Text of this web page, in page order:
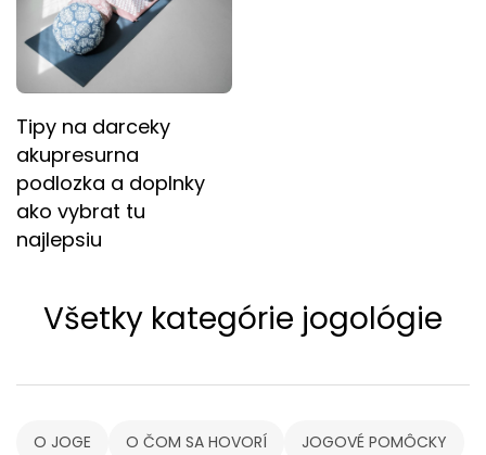
Tipy na darceky
akupresurna
podlozka a doplnky
ako vybrat tu
najlepsiu
Všetky kategórie jogológie
O JOGE O ČOM SA HOVORÍ JOGOVÉ POMÔCKY